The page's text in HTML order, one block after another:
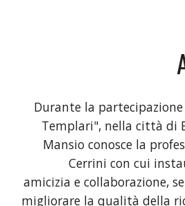
Durante la
Templari", nella città di
Mansio conosce la
Cerrini con cui
amicizia e collaborazione,
migliorare la qualità della